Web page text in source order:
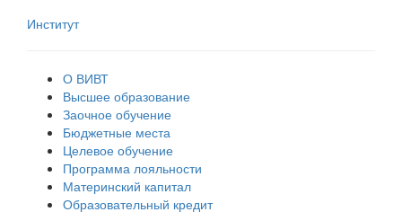
Институт
О ВИВТ
Высшее образование
Заочное обучение
Бюджетные места
Целевое обучение
Программа лояльности
Материнский капитал
Образовательный кредит